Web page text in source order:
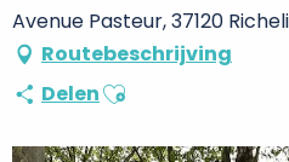
Avenue Pasteur, 37120
Routebeschrijving
DelenAjouter aux favoris